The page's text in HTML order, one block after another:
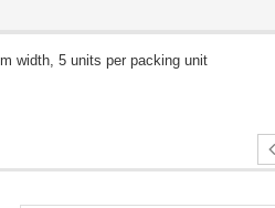
width, 5 units per packing unit